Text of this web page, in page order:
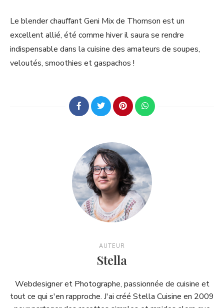
Le blender chauffant Geni Mix de Thomson est un
excellent allié, été comme hiver il saura se rendre
indispensable dans la cuisine des amateurs de soupes,
veloutés, smoothies et gaspachos !
AUTEUR
Stella
Webdesigner et Photographe, passionnée de cuisine et
tout ce qui s'en rapproche. J'ai créé Stella Cuisine en 2009